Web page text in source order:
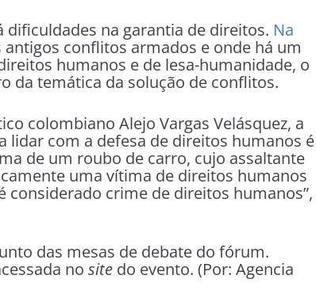
na garantia de direitos. Na
conflitos armados e onde há um
humanos e de lesa-humanidade, o
da temática da solução de conflitos.
colombiano Alejo Vargas Velásquez, a
com a defesa de direitos humanos é
de um roubo de carro, cujo assaltante
uma vítima de direitos humanos
crime de direitos humanos”,
das mesas de debate do fórum.
no site do evento. (Por: Agencia